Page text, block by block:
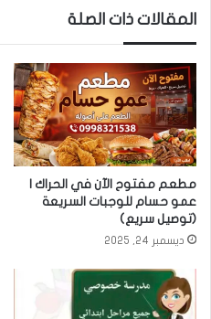
المقالات ذات الصلة
مطعم مفتوح الآن في الحراك |
عمو حسام للوجبات السريعة
(توصيل سريع)
ديسمبر 24, 2025